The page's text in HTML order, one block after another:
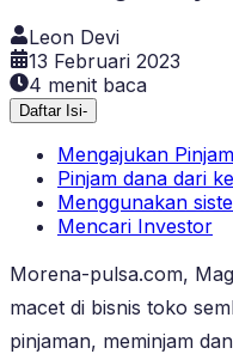
Leon Devi
13 Februari 2023
4 menit baca
Daftar Isi-
Mengajukan
Pinjam dana dari
Menggunakan
Mencari Investor
Morena-pulsa.com,
macet di bisnis toko
pinjaman, meminjam